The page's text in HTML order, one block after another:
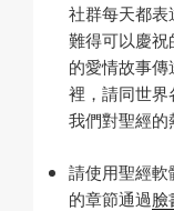
社群每天都
難得可以慶
的愛情故事
裡，請同世
我們對聖經的
請使用聖經
的章節通過臉